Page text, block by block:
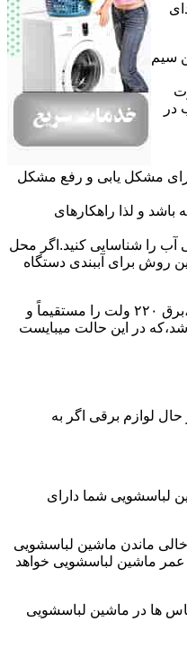
کنید.اﮔﺮ ﺻﺪای
ﺳﯿﻢ
در
مشکل یابی و رفع مشکل
و لذا راهکارهای
را ﺷﻨﺎﺳﺎﯾﯽ کنید.اﮔﺮ ﻣﺤﻞ
روش برای آببندی دستگاه
مشکل ۷:ﻫﯿﺘﺮ لباسشویی آب را ﮔﺮم نمیکند.نحوه رﻓﻊ:ﻫﻤﺎﻧﻨﺪ ﮔﺬﺷﺘﻪ بهمنظور اﻓﺰاﯾﺶ ﺳﺮﻋﺖ ﻋﻤﻞ در مشکلیابی،بهتر است سیمهای راﺑﻂ ﻫﯿﺘﺮ را ﺟﺪا ﻧﻤﻮده و ﺑﺎ ﯾﮏ ﺳﯿﻢ ﻣﺨﺼﻮص،برق ۲۲۰ ولت را مستقیماً و
در این حالت میبایست
لوازم برقی اگر به
لباسشویی شما دارای
ماندن ماشین لباسشویی
ماشین لباسشویی خواهد
ها در ماشین لباسشویی